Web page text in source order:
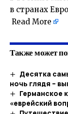
в странах
Read More
Также может
Десятка
ночь глядя –
Германское
«еврейский